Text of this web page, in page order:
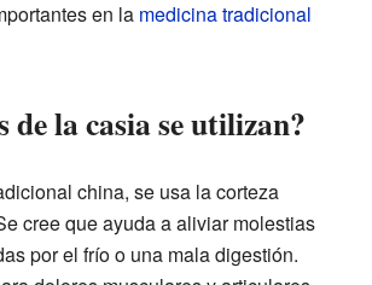
en la medicina tradicional
de la casia se utilizan?
china, se usa la corteza
cree que ayuda a aliviar molestias
por el frío o una mala digestión.